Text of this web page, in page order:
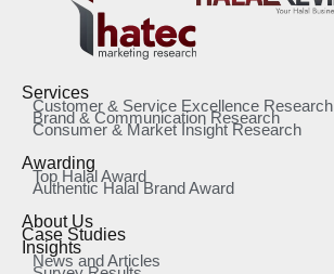
Services
Customer & Service Excellence Research
Brand & Communication Research
Consumer & Market Insight Research
Awarding
Top Halal Award
Authentic Halal Brand Award
About Us
Case Studies
Insights
News and Articles